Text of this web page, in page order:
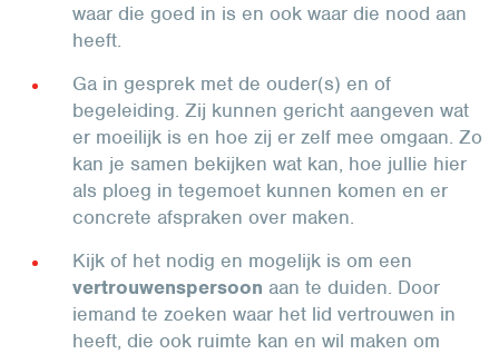
waar die goed in is en ook waar die nood aan
heeft.
Ga in gesprek met de ouder(s) en of
begeleiding. Zij kunnen gericht aangeven wat
er moeilijk is en hoe zij er zelf mee omgaan. Zo
kan je samen bekijken wat kan, hoe jullie hier
als ploeg in tegemoet kunnen komen en er
concrete afspraken over maken.
Kijk of het nodig en mogelijk is om een
vertrouwenspersoon aan te duiden. Door
iemand te zoeken waar het lid vertrouwen in
heeft, die ook ruimte kan en wil maken om